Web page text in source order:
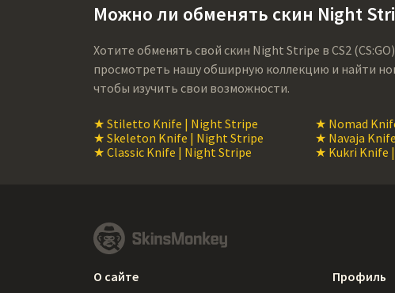
Можно ли обменять скин Night
Хотите обменять свой скин Night Stripe в CS2
просмотреть нашу обширную коллекцию и найти
чтобы изучить свои возможности.
★ Stiletto Knife | Night Stripe ★ Nomad
★ Skeleton Knife | Night Stripe
★ Navaja
★ Classic Knife | Night Stripe
★ Kukri Knife
О сайте
Профиль